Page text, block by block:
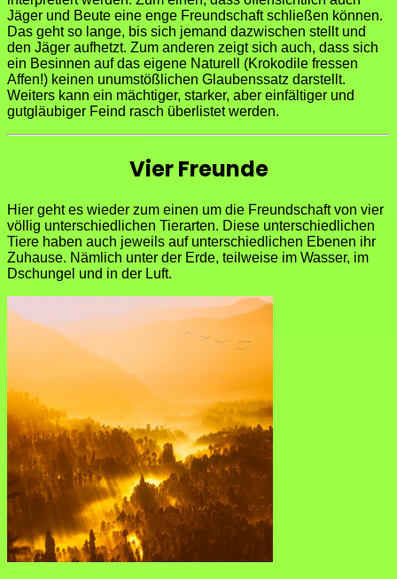
Jäger und Beute eine enge Freundschaft schließen können.
Das geht so lange, bis sich jemand dazwischen stellt und
den Jäger aufhetzt. Zum anderen zeigt sich auch, dass sich
ein Besinnen auf das eigene Naturell (Krokodile fressen
Affen!) keinen unumstößlichen Glaubenssatz darstellt.
Weiters kann ein mächtiger, starker, aber einfältiger und
gutgläubiger Feind rasch überlistet werden.
Vier Freunde
Hier geht es wieder zum einen um die Freundschaft von vier
völlig unterschiedlichen Tierarten. Diese unterschiedlichen
Tiere haben auch jeweils auf unterschiedlichen Ebenen ihr
Zuhause. Nämlich unter der Erde, teilweise im Wasser, im
Dschungel und in der Luft.